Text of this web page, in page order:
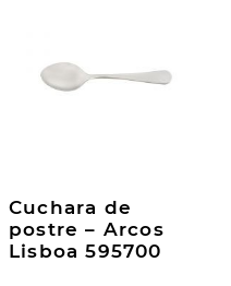
Cuchara de
postre – Arcos
Lisboa 595700